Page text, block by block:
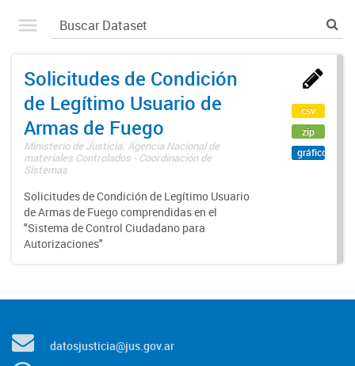
Solicitudes de Condición
de Legítimo Usuario de
Armas de Fuego
Ministerio de Justicia. Agencia Nacional de
materiales Controlados - Coordinación de
Sistemas
Solicitudes de Condición de Legítimo Usuario
de Armas de Fuego comprendidas en el
"Sistema de Control Ciudadano para
Autorizaciones"
csv
zip
gráfico
datosjusticia@jus.gov.ar